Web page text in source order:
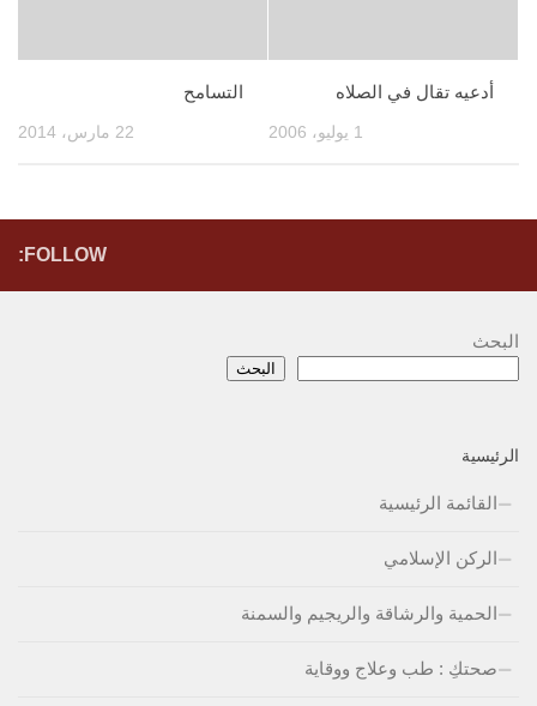
التسامح
22 مارس، 2014
أدعيه تقال في الصلاه
1 يوليو، 2006
FOLLOW:
البحث
البحث
الرئيسية
القائمة الرئيسية
الركن الإسلامي
الحمية والرشاقة والريجيم والسمنة
صحتكِ : طب وعلاج ووقاية